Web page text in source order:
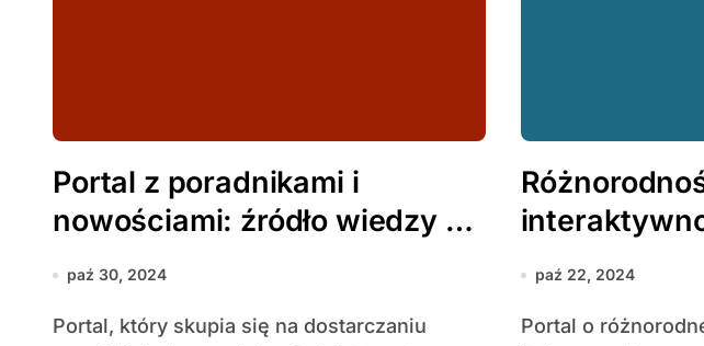
Portal z poradnikami i
nowościami: źródło wiedzy na
każdy temat
paź 30, 2024
Portal, który skupia się na dostarczaniu
sukcesu
paź 22, 2024
Portal o różnorodnej tematyce to miejsce,